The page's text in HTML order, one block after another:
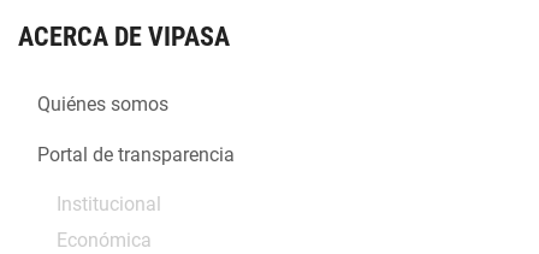
ACERCA DE VIPASA
Quiénes somos
Portal de transparencia
Institucional
Económica